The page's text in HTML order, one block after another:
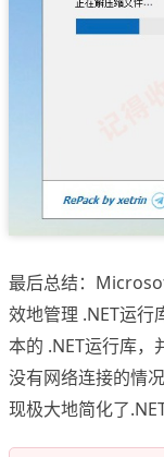
最后总结：
效地管理 .NET运行
本的 .NET运行库，
没有网络连接的情
现极大地简化了